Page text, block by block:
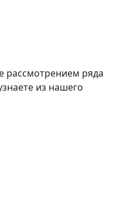
рассмотрением ряда
из нашего